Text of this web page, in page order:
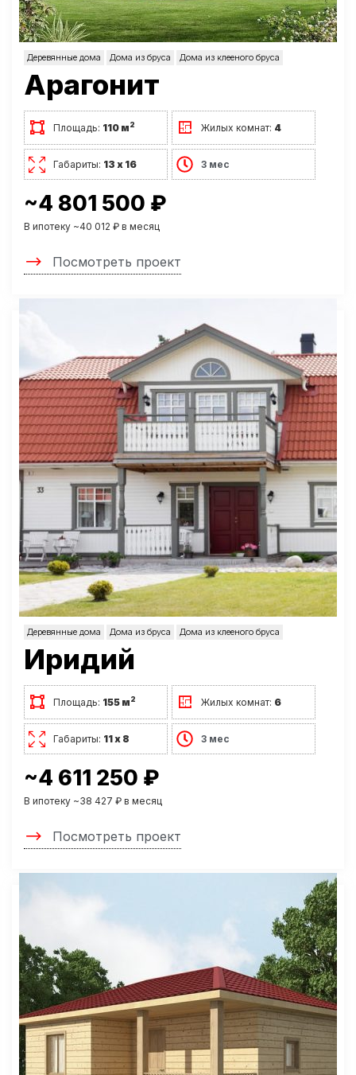
Деревянные дома Дома из бруса Дома из клееного бруса
Арагонит
Площадь: 110 м2 Жилых комнат: 4
Габариты: 13 х 16 3 мес
~4 801 500 ₽
В ипотеку ~40 012 ₽ в месяц
Посмотреть проект
Деревянные дома Дома из бруса Дома из клееного бруса
Иридий
Площадь: 155 м2 Жилых комнат: 6
Габариты: 11 х 8 3 мес
~4 611 250 ₽
В ипотеку ~38 427 ₽ в месяц
Посмотреть проект